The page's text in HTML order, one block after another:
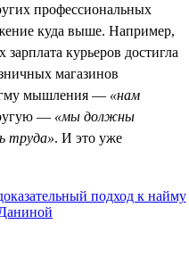
профессиональных
куда выше. Например,
зарплата курьеров достигла
магазинов
мышления — «нам
— «мы должны
труда». И это уже